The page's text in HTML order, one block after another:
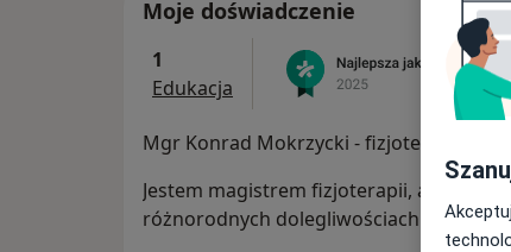
Moje doświadczenie
1
Edukacja
Mgr Konrad Mokrzycki - fizjoterapeuta,
Jestem magistrem fizjoterapii, a także
różnorodnych dolegliwościach